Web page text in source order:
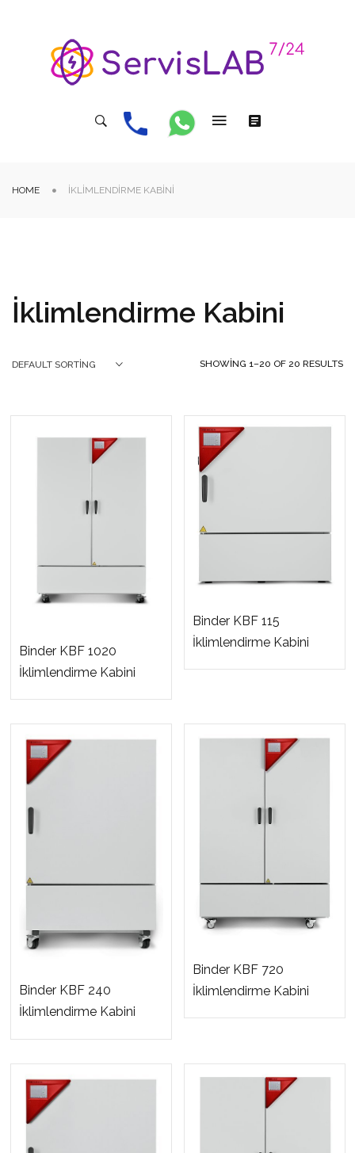
HOME İKLIMLENDIRME KABINI
İklimlendirme Kabini
SHOWING 1–20 OF 20 RESULTS
DEFAULT SORTING
Binder KBF 1020
İklimlendirme Kabini
Binder KBF 115
İklimlendirme Kabini
Binder KBF 240
İklimlendirme Kabini
Binder KBF 720
İklimlendirme Kabini